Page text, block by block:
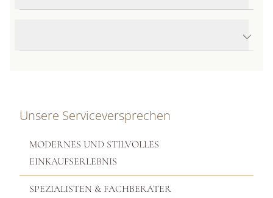
Unsere Serviceversprechen
MODERNES UND STILVOLLES
EINKAUFSERLEBNIS
SPEZIALISTEN & FACHBERATER